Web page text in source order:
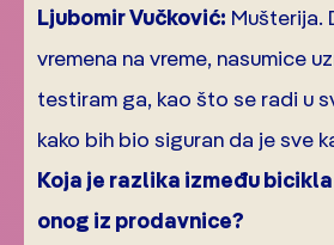
Ljubomir Vučković: Mušterija.
vremena na vreme, nasumice
testiram ga, kao što se radi u
kako bih bio siguran da je sve
Koja je razlika između
onog iz prodavnice?